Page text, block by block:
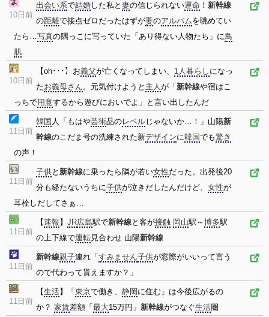
10日前
出会い系で結婚した私と 妻の信じられない運命 ！ 新幹線
の距離で接点ゼロだったはずが妻のアルバムを眺めてい
たら…写真の隅っこに写っていた「あり得ない人物たち」に鳥
肌
10日前
【oh･･･】お義父が亡くなってしまい、 1人暮らし になっ
たお義母さん。元気付けようと 主人が「 新幹線や宿はこ
っちで用意するから遊びにおいでよ」と言い出したんだ
11日前
韓国 人「もはや芸術品のレベル じゃないか…！」山陽新
幹線のこだま号の洗練された新デザインに韓国でも驚き
の声！
11日前
子供と 新幹線に乗ったら隣が若い女性だった。出発後20
分も経たないうちに子供が泣きだしたんだけど、 女性が
耳栓しだしてさぁ…
11日前
【速報 】 JR広島駅で新幹線と客が接触 岡山駅～博多駅
の上下線で運転見合わせ 山陽新幹線
11日前
新幹線親子連れ「 すみません子供が窓際がいいって言う
ので代わって貰えますか？」
11日前
【生活】「 東京で働き、 静岡 に住む」は今後広がるの
か？ 家賃差額「 最大15万円」 新幹線がつなぐ生活圏